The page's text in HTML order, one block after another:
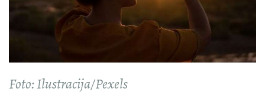
Foto: Ilustracija/Pexels